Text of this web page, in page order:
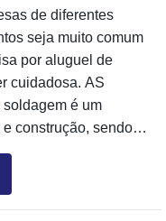
para clientes de todo o
empresa oferece
e equipamentos que
Ademais, a
EMPRESA DE
PEAD e PP. Além
sendo capazes
as expectativas de
de diferentes
seja muito comum
por aluguel de
cuidadosa. AS
é um
construção, sendo
Além de um estoque
a empresa
para ajudar na